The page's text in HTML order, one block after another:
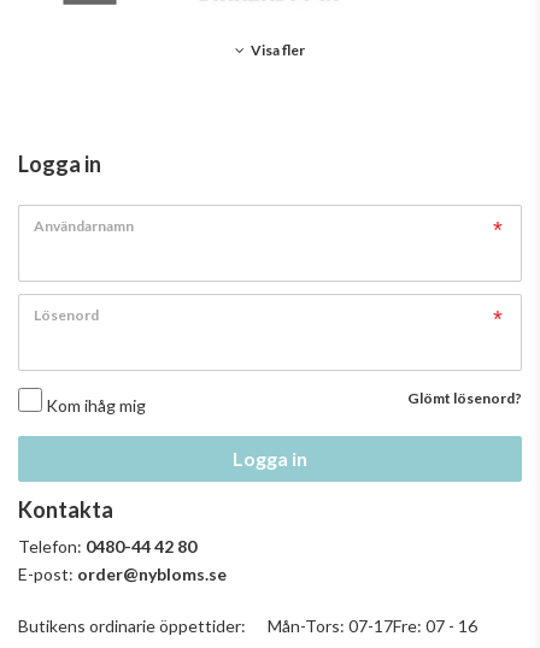
Visa fler
Logga in
Användarnamn
Lösenord
Kom ihåg mig Glömt lösenord?
Logga in
Kontakta
Telefon: 0480-44 42 80
E-post: order@nybloms.se
Butikens ordinarie öppettider: Mån-Tors: 07-17Fre: 07 - 16